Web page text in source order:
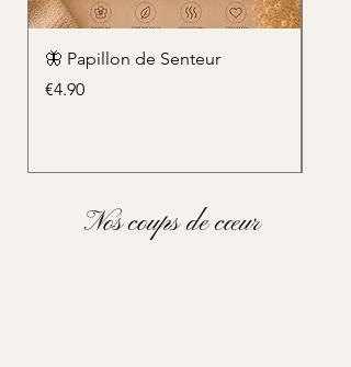
🦋 Papillon de Senteur
Price
€4.90
Nos coups de cœur